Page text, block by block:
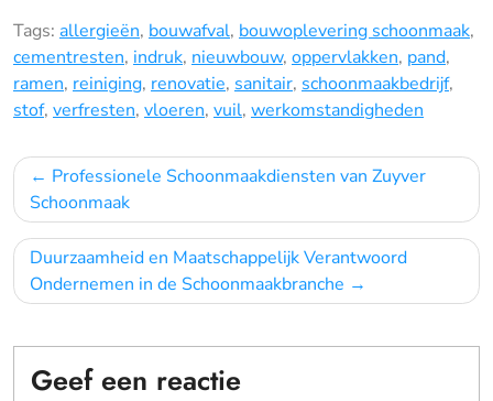
Tags: allergieën, bouwafval, bouwoplevering schoonmaak,
cementresten, indruk, nieuwbouw, oppervlakken, pand,
ramen, reiniging, renovatie, sanitair, schoonmaakbedrijf,
stof, verfresten, vloeren, vuil, werkomstandigheden
Bericht
navigatie
Professionele Schoonmaakdiensten van Zuyver
Schoonmaak
Duurzaamheid en Maatschappelijk Verantwoord
Ondernemen in de Schoonmaakbranche
Geef een reactie